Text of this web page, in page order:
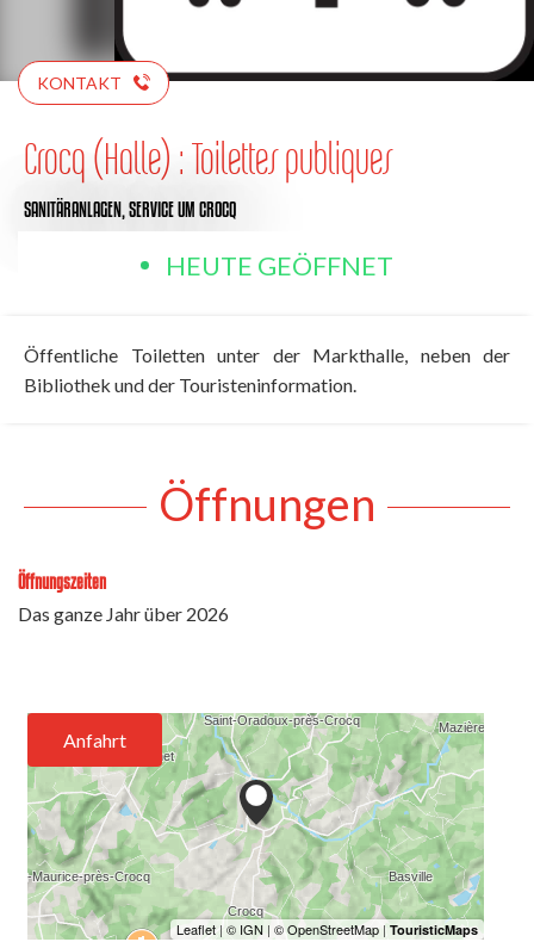
KONTAKT
Crocq (Halle) : Toilettes publiques
SANITÄRANLAGEN, SERVICEUM CROCQ
HEUTE GEÖFFNET
Öffentliche Toiletten unter der Markthalle, neben der
Bibliothek und der Touristeninformation.
Öffnungen
Öffnungszeiten
Das ganze Jahr über 2026
Anfahrt